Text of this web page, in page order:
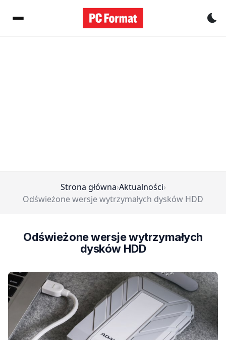
Strona główna›Aktualności›
Odświeżone wersje wytrzymałych dysków HDD
Odświeżone wersje wytrzymałych
dysków HDD